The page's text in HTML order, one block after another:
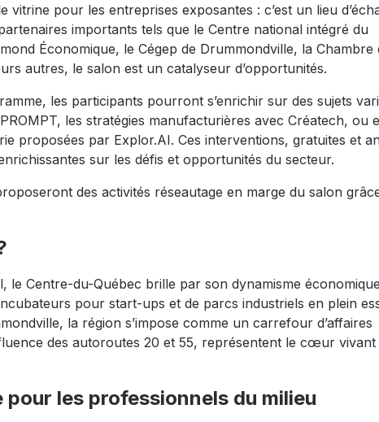
vitrine pour les entreprises exposantes : c’est un lieu
importants tels que le Centre national intégré du
Économique, le Cégep de Drummondville, la Chambre
autres, le salon est un catalyseur d’opportunités.
les participants pourront s’enrichir sur des sujets
les stratégies manufacturières avec Créatech, ou
proposées par Explor.AI. Ces interventions, gratuites et
sur les défis et opportunités du secteur.
des activités réseautage en marge du salon
le Centre-du-Québec brille par son dynamisme
pour start-ups et de parcs industriels en plein
la région s’impose comme un carrefour d’affaires
des autoroutes 20 et 55, représentent le cœur vivant
les professionnels du milieu